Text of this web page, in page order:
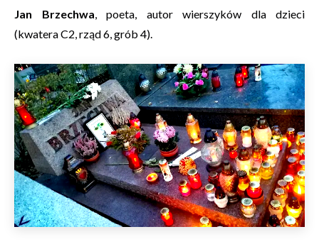
Jan Brzechwa , poeta, autor wierszyków dla dzieci
(kwatera C2, rząd 6, grób 4).